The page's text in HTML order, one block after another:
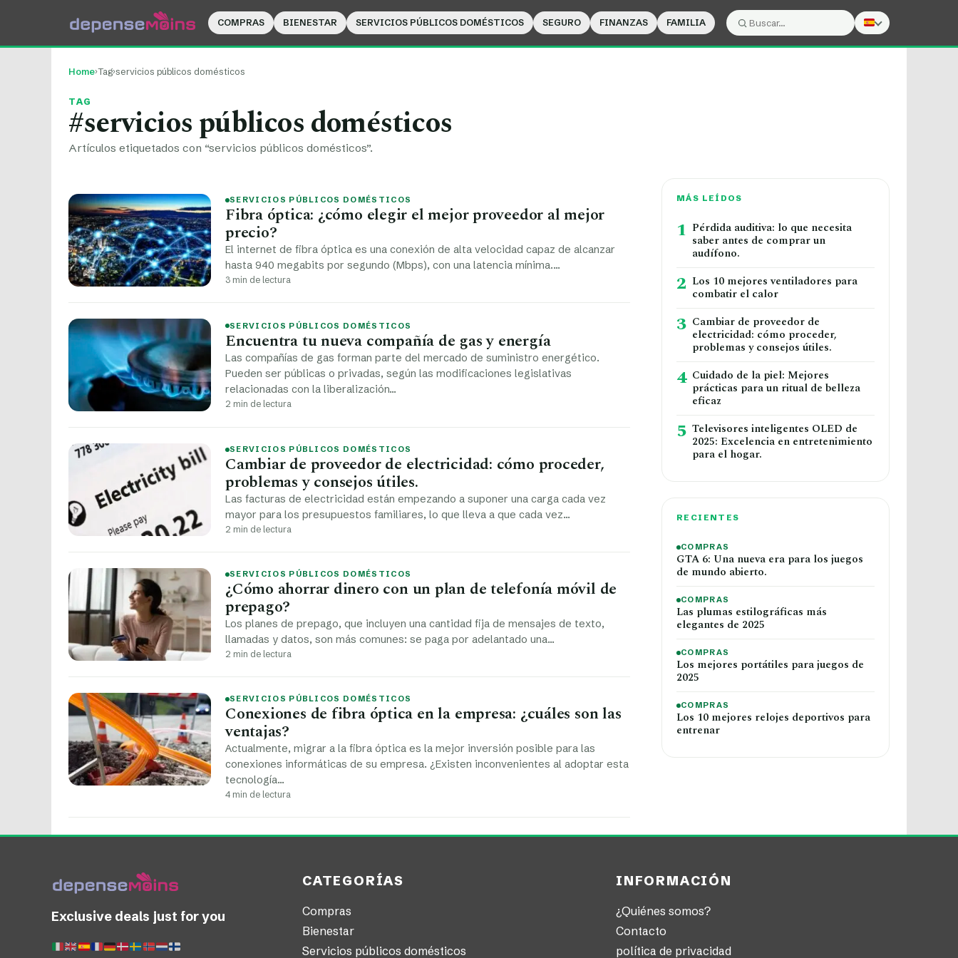
COMPRAS BIENESTAR SERVICIOS PÚBLICOS DOMÉSTICOS SEGURO FINANZAS FAMILIA
Buscar:
Buscar
Home›Tag›servicios públicos domésticos
TAG
#servicios públicos domésticos
Artículos etiquetados con “servicios públicos domésticos”.
SERVICIOS PÚBLICOS DOMÉSTICOS
Fibra óptica: ¿cómo elegir el mejor proveedor al mejor
precio?
El internet de fibra óptica es una conexión de alta velocidad capaz de alcanzar
hasta 940 megabits por segundo (Mbps), con una latencia mínima.…
3 min de lectura
SERVICIOS PÚBLICOS DOMÉSTICOS
Encuentra tu nueva compañía de gas y energía
Las compañías de gas forman parte del mercado de suministro energético.
Pueden ser públicas o privadas, según las modificaciones legislativas
relacionadas con la liberalización…
2 min de lectura
SERVICIOS PÚBLICOS DOMÉSTICOS
Cambiar de proveedor de electricidad: cómo proceder,
problemas y consejos útiles.
Las facturas de electricidad están empezando a suponer una carga cada vez
mayor para los presupuestos familiares, lo que lleva a que cada vez…
2 min de lectura
SERVICIOS PÚBLICOS DOMÉSTICOS
¿Cómo ahorrar dinero con un plan de telefonía móvil de
prepago?
Los planes de prepago, que incluyen una cantidad fija de mensajes de texto,
llamadas y datos, son más comunes: se paga por adelantado una…
2 min de lectura
SERVICIOS PÚBLICOS DOMÉSTICOS
Conexiones de fibra óptica en la empresa: ¿cuáles son las
ventajas?
Actualmente, migrar a la fibra óptica es la mejor inversión posible para las
conexiones informáticas de su empresa. ¿Existen inconvenientes al adoptar esta
tecnología…
4 min de lectura
MÁS LEÍDOS
1 Pérdida auditiva: lo que necesita
saber antes de comprar un
audífono.
2 Los 10 mejores ventiladores para
combatir el calor
3 Cambiar de proveedor de
electricidad: cómo proceder,
problemas y consejos útiles.
4 Cuidado de la piel: Mejores
prácticas para un ritual de belleza
eficaz
5 Televisores inteligentes OLED de
2025: Excelencia en entretenimiento
para el hogar.
RECIENTES
COMPRAS
GTA 6: Una nueva era para los juegos
de mundo abierto.
COMPRAS
Las plumas estilográficas más
elegantes de 2025
COMPRAS
Los mejores portátiles para juegos de
2025
COMPRAS
Los 10 mejores relojes deportivos para
entrenar
Exclusive deals just for you
CATEGORÍAS
Compras
Bienestar
Servicios públicos domésticos
INFORMACIÓN
¿Quiénes somos?
Contacto
política de privacidad